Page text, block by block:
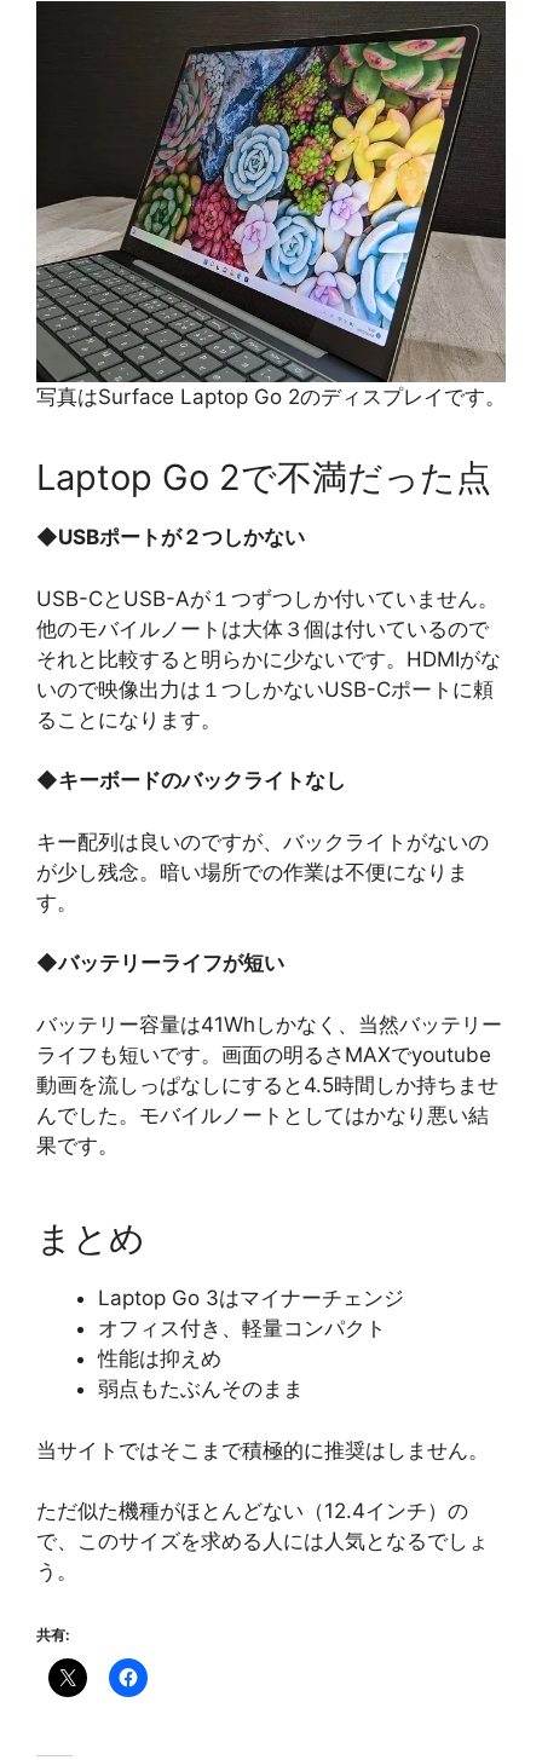
写真はSurface Laptop Go 2のディスプレイです。
Laptop Go 2で不満だった点
◆USBポートが２つしかない
USB-CとUSB-Aが１つずつしか付いていません。
他のモバイルノートは大体３個は付いているので
それと比較すると明らかに少ないです。HDMIがな
いので映像出力は１つしかないUSB-Cポートに頼
ることになります。
◆キーボードのバックライトなし
キー配列は良いのですが、バックライトがないの
が少し残念。暗い場所での作業は不便になりま
す。
◆バッテリーライフが短い
バッテリー容量は41Whしかなく、当然バッテリー
ライフも短いです。画面の明るさMAXでyoutube
動画を流しっぱなしにすると4.5時間しか持ちませ
んでした。モバイルノートとしてはかなり悪い結
果です。
まとめ
Laptop Go 3はマイナーチェンジ
オフィス付き、軽量コンパクト
性能は抑えめ
弱点もたぶんそのまま
当サイトではそこまで積極的に推奨はしません。
ただ似た機種がほとんどない（12.4インチ）の
で、このサイズを求める人には人気となるでしょ
う。
共有: